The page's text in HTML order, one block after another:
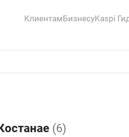
КлиентамБизнесуKaspi
(6)